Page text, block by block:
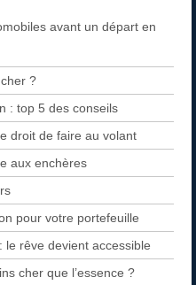
avant un départ en
?
: top 5 des conseils
droit de faire au volant
aux enchères
pour votre portefeuille
le rêve devient accessible
cher que l’essence ?